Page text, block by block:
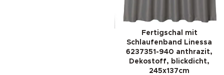
Fertigschal mit
Schlaufenband Linessa
6237351-940 anthrazit,
Dekostoff, blickdicht,
245x137cm